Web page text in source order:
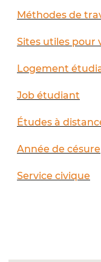
Méthodes de
Sites utiles pour
Logement
Job étudiant
Études à
Année de césure
Service civique